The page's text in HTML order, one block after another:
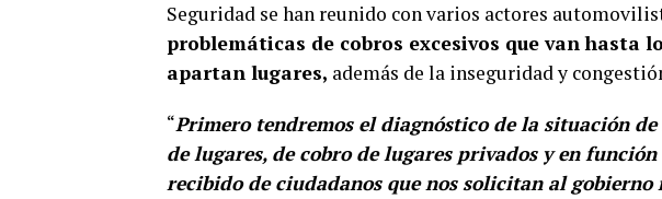
Seguridad se han reunido con varios actores
problemáticas de cobros excesivos que van hasta
apartan lugares, además de la inseguridad y
“Primero tendremos el diagnóstico de la situación
de lugares, de cobro de lugares privados y en
recibido de ciudadanos que nos solicitan al